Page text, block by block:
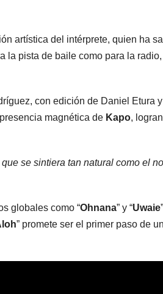
artística del intérprete, quien ha
pista de baile como para la
con edición de Daniel Etura
magnética de Kapo,
se sintiera tan natural como el
globales como “Ohnana” y “Uwaie
” promete ser el primer paso de